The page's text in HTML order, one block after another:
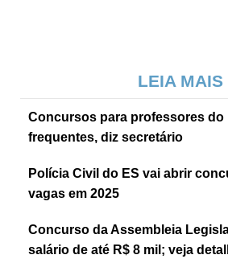
LEIA MAIS
Concursos para professores do
frequentes, diz secretário
Polícia Civil do ES vai abrir
vagas em 2025
Concurso da Assembleia
salário de até R$ 8 mil; veja